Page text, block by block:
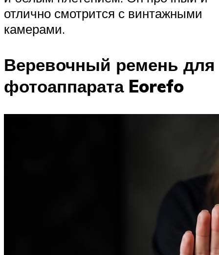
отлично смотрится с винтажными
камерами.
Веревочный ремень для
фотоаппарата Eorefo